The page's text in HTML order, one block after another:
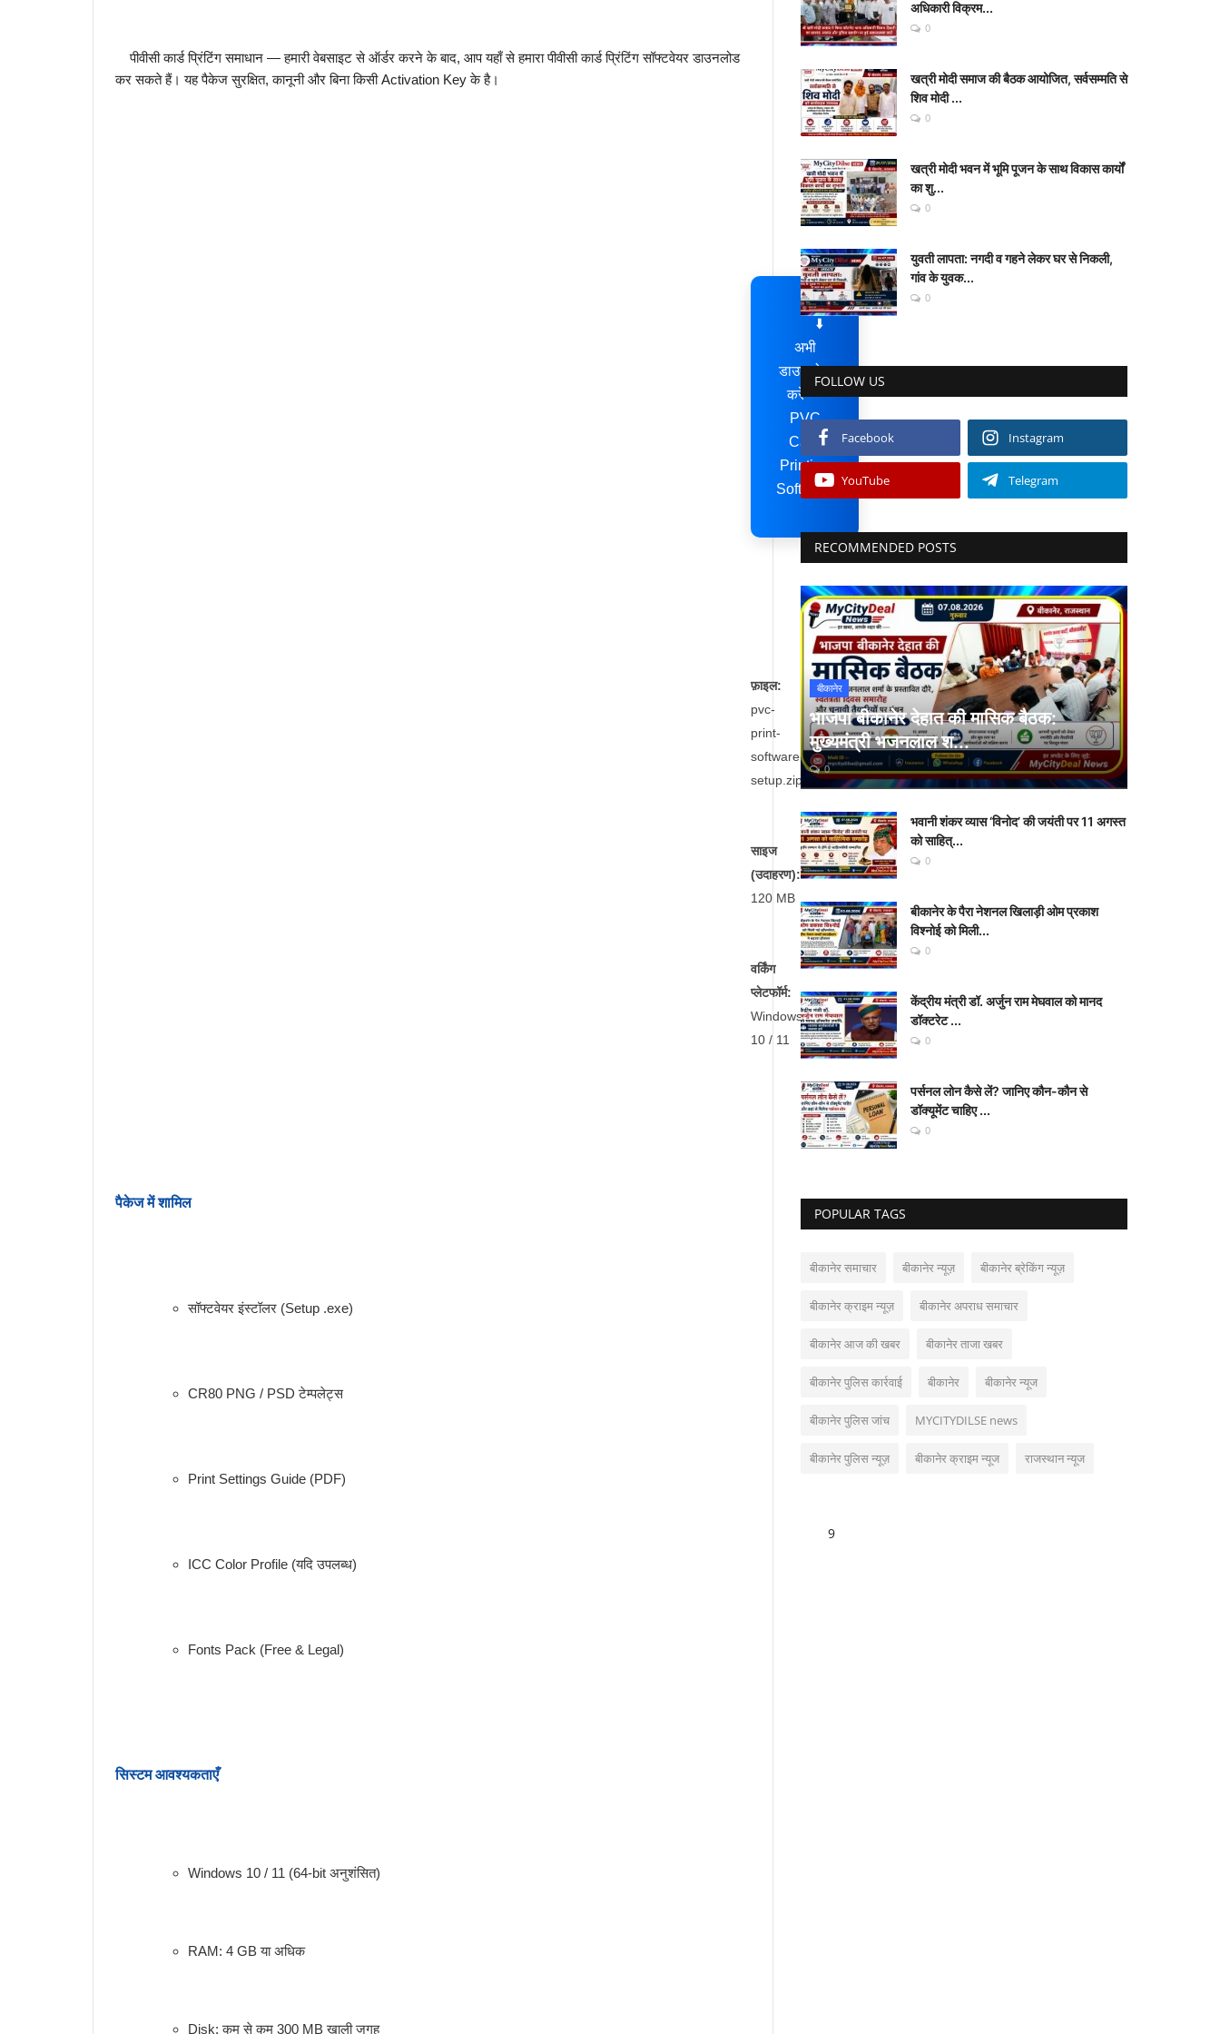
पीवीसी कार्ड प्रिंटिंग समाधान — हमारी वेबसाइट से ऑर्डर करने के बाद, आप यहाँ से हमारा पीवीसी कार्ड प्रिंटिंग सॉफ्टवेयर डाउनलोड
कर सकते हैं। यह पैकेज सुरक्षित, कानूनी और बिना किसी Activation Key के है।
⬇️
अभी
डाउनलोड
करें —
PVC
Card
Printing
Software
फ़ाइल:
pvc-
print-
software-
setup.zip
साइज
(उदाहरण):
120 MB
वर्किंग
प्लेटफॉर्म:
Windows
10 / 11
पैकेज में शामिल
सॉफ्टवेयर इंस्टॉलर (Setup .exe)
CR80 PNG / PSD टेम्पलेट्स
Print Settings Guide (PDF)
ICC Color Profile (यदि उपलब्ध)
Fonts Pack (Free & Legal)
सिस्टम आवश्यकताएँ
Windows 10 / 11 (64-bit अनुशंसित)
RAM: 4 GB या अधिक
Disk: कम से कम 300 MB खाली जगह
अधिकारी विक्रम...
0
खत्री मोदी समाज की बैठक आयोजित, सर्वसम्मति से
शिव मोदी ...
0
खत्री मोदी भवन में भूमि पूजन के साथ विकास कार्यों
का शु...
0
युवती लापता: नगदी व गहने लेकर घर से निकली,
गांव के युवक...
0
FOLLOW US
Facebook Instagram
YouTube Telegram
RECOMMENDED POSTS
बीकानेर
भाजपा बीकानेर देहात की मासिक बैठक:
मुख्यमंत्री भजनलाल श...
0
भवानी शंकर व्यास ‘विनोद’ की जयंती पर 11 अगस्त
को साहित्...
0
बीकानेर के पैरा नेशनल खिलाड़ी ओम प्रकाश
विश्नोई को मिली...
0
केंद्रीय मंत्री डॉ. अर्जुन राम मेघवाल को मानद
डॉक्टरेट ...
0
पर्सनल लोन कैसे लें? जानिए कौन-कौन से
डॉक्यूमेंट चाहिए ...
0
POPULAR TAGS
बीकानेर समाचार बीकानेर न्यूज़ बीकानेर ब्रेकिंग न्यूज़
बीकानेर क्राइम न्यूज़ बीकानेर अपराध समाचार
बीकानेर आज की खबर बीकानेर ताजा खबर
बीकानेर पुलिस कार्रवाई बीकानेर बीकानेर न्यूज
बीकानेर पुलिस जांच MYCITYDILSE news
बीकानेर पुलिस न्यूज़ बीकानेर क्राइम न्यूज राजस्थान न्यूज
9